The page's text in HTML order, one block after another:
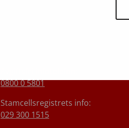
0800 0 5801
Stamcellsregistrets info:
029 300 1515